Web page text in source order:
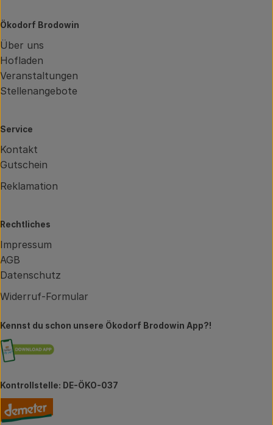
Ökodorf Brodowin
Über uns
Hofladen
Veranstaltungen
Stellenangebote
Service
Kontakt
Gutschein
Reklamation
Rechtliches
Impressum
AGB
Datenschutz
Widerruf-Formular
Kennst du schon unsere Ökodorf Brodowin App?!
Externer Link zu https://brodowin.de/
Kontrollstelle: DE-ÖKO-037